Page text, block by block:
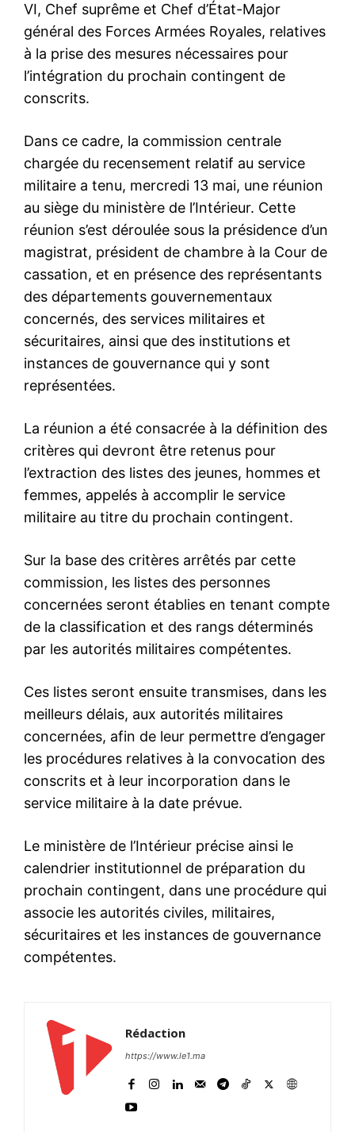
VI, Chef suprême et Chef d’État-Major
général des Forces Armées Royales, relatives
à la prise des mesures nécessaires pour
l’intégration du prochain contingent de
conscrits.
Dans ce cadre, la commission centrale
chargée du recensement relatif au service
militaire a tenu, mercredi 13 mai, une réunion
au siège du ministère de l’Intérieur. Cette
réunion s’est déroulée sous la présidence d’un
magistrat, président de chambre à la Cour de
cassation, et en présence des représentants
des départements gouvernementaux
concernés, des services militaires et
sécuritaires, ainsi que des institutions et
instances de gouvernance qui y sont
représentées.
La réunion a été consacrée à la définition des
critères qui devront être retenus pour
l’extraction des listes des jeunes, hommes et
femmes, appelés à accomplir le service
militaire au titre du prochain contingent.
Sur la base des critères arrêtés par cette
commission, les listes des personnes
concernées seront établies en tenant compte
de la classification et des rangs déterminés
par les autorités militaires compétentes.
Ces listes seront ensuite transmises, dans les
meilleurs délais, aux autorités militaires
concernées, afin de leur permettre d’engager
les procédures relatives à la convocation des
conscrits et à leur incorporation dans le
service militaire à la date prévue.
Le ministère de l’Intérieur précise ainsi le
calendrier institutionnel de préparation du
prochain contingent, dans une procédure qui
associe les autorités civiles, militaires,
sécuritaires et les instances de gouvernance
compétentes.
Rédaction
https://www.le1.ma